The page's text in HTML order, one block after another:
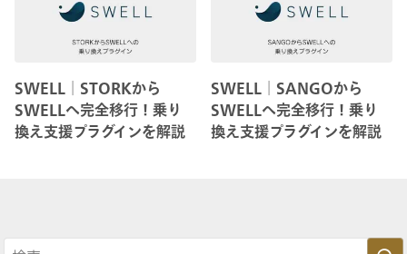
SWELL│STORKから
SWELLへ完全移行！乗り
換え支援プラグインを解説
SWELL│SANGOから
SWELLへ完全移行！乗り
換え支援プラグインを解説